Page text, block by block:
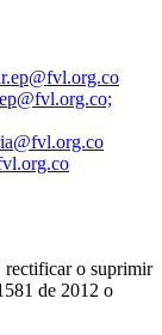
rectificar o suprimir
de 2012 o